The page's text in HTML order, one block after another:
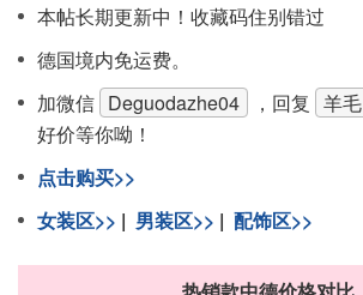
本帖长期更新中！收藏码住别错过
德国境内免运费。
加微信 Deguodazhe04 ，回复 羊毛
好价等你呦！
点击购买>>
女装区>> | 男装区>> | 配饰区>>